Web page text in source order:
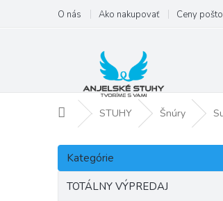
obsah
O nás Ako nakupovať Ceny
DomovSTUHY Šnúry
B
č
Preskočiť
kategórie
Kategórie
TOTÁLNY VÝPREDAJ